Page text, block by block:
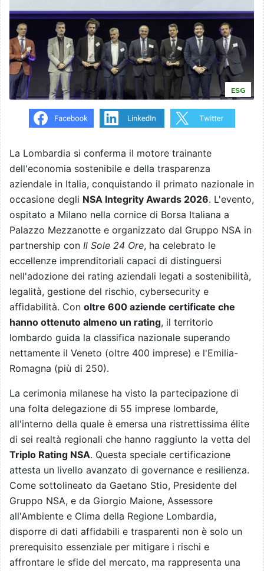
ESG
La Lombardia si conferma il motore trainante
dell'economia sostenibile e della trasparenza
aziendale in Italia, conquistando il primato nazionale in
occasione degli NSA Integrity Awards 2026. L'evento,
ospitato a Milano nella cornice di Borsa Italiana a
Palazzo Mezzanotte e organizzato dal Gruppo NSA in
partnership con Il Sole 24 Ore, ha celebrato le
eccellenze imprenditoriali capaci di distinguersi
nell'adozione dei rating aziendali legati a sostenibilità,
legalità, gestione del rischio, cybersecurity e
affidabilità. Con oltre 600 aziende certificate che
hanno ottenuto almeno un rating, il territorio
lombardo guida la classifica nazionale superando
nettamente il Veneto (oltre 400 imprese) e l'Emilia-
Romagna (più di 250).
La cerimonia milanese ha visto la partecipazione di
una folta delegazione di 55 imprese lombarde,
all'interno della quale è emersa una ristrettissima élite
di sei realtà regionali che hanno raggiunto la vetta del
Triplo Rating NSA. Questa speciale certificazione
attesta un livello avanzato di governance e resilienza.
Come sottolineato da Gaetano Stio, Presidente del
Gruppo NSA, e da Giorgio Maione, Assessore
all'Ambiente e Clima della Regione Lombardia,
disporre di dati affidabili e trasparenti non è solo un
prerequisito essenziale per mitigare i rischi e
affrontare le sfide del mercato, ma rappresenta una